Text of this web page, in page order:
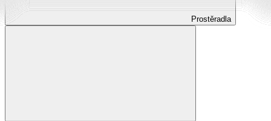
Prostěradla